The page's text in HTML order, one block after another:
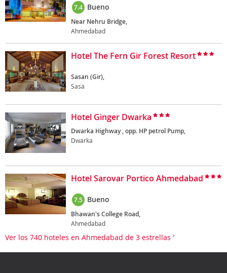
7.4 Bueno
Near Nehru Bridge,
Ahmedabad
Hotel The Fern Gir Forest Resort
Sasan (Gir),
Sasa
Hotel Ginger Dwarka
Dwarka Highway , opp. HP petrol Pump,
Dwarka
Hotel Sarovar Portico Ahmedabad
7.5 Bueno
Bhawan's College Road,
Ahmedabad
Ver los 740 hoteles en Ahmedabad de 3 estrellas